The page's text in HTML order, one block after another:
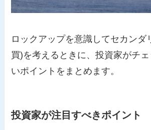
ロックアップを意識してセカンダ
買)を考えるときに、投資家がチ
いポイントをまとめます。
投資家が注目すべきポイント